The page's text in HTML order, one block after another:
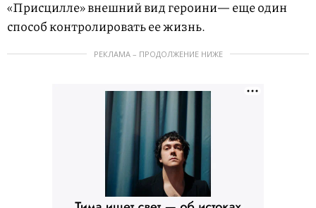
«Присцилле» внешний вид героини— еще один
способ контролировать ее жизнь.
РЕКЛАМА – ПРОДОЛЖЕНИЕ НИЖЕ